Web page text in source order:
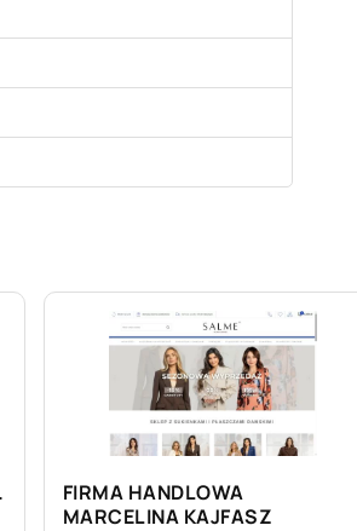
FIRMA HANDLOWA
MARCELINA KAJFASZ